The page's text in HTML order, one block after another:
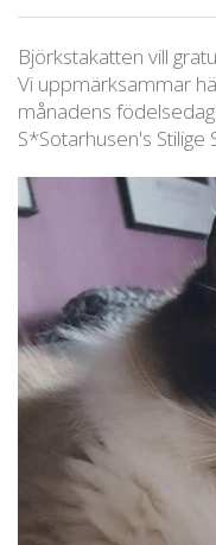
Björkstakatten vill
Vi uppmärksammar
månadens
S*Sotarhusen's Stilige